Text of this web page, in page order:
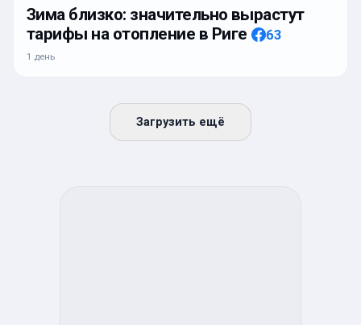
Зима близко: значительно вырастут
тарифы на отопление в Риге
63
1 день
Загрузить ещё